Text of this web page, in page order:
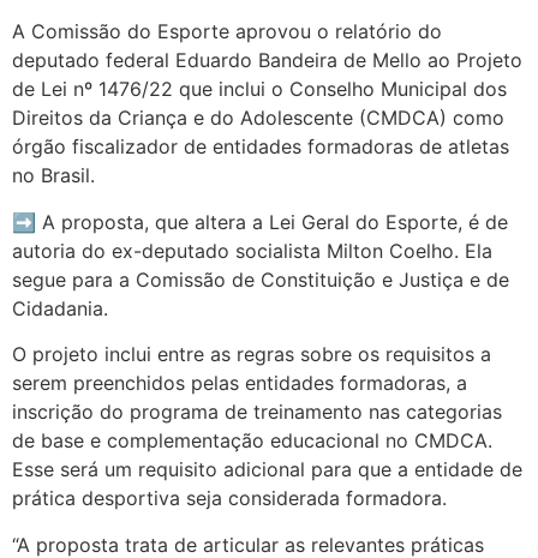
A Comissão do Esporte aprovou o relatório do
deputado federal Eduardo Bandeira de Mello ao Projeto
de Lei nº 1476/22 que inclui o Conselho Municipal dos
Direitos da Criança e do Adolescente (CMDCA) como
órgão fiscalizador de entidades formadoras de atletas
no Brasil.
➡ A proposta, que altera a Lei Geral do Esporte, é de
autoria do ex-deputado socialista Milton Coelho. Ela
segue para a Comissão de Constituição e Justiça e de
Cidadania.
O projeto inclui entre as regras sobre os requisitos a
serem preenchidos pelas entidades formadoras, a
inscrição do programa de treinamento nas categorias
de base e complementação educacional no CMDCA.
Esse será um requisito adicional para que a entidade de
prática desportiva seja considerada formadora.
“A proposta trata de articular as relevantes práticas